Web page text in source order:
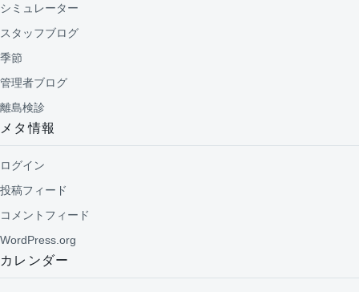
シミュレーター
スタッフブログ
季節
管理者ブログ
離島検診
メタ情報
ログイン
投稿フィード
コメントフィード
WordPress.org
カレンダー